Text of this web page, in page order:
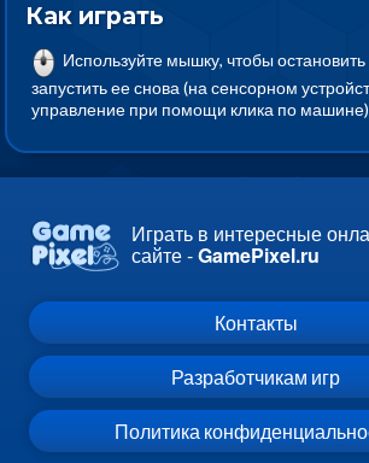
Как играть
Используйте мышку, чтобы
запустить ее снова (на сенсорном
управление при помощи клика по машине)
Играть в интересные
сайте -GamePixel.ru
Контакты
Разработчикам игр
Политика